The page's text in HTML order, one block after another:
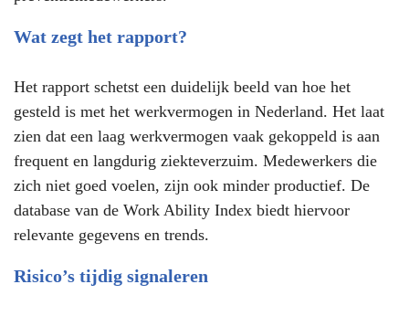
Wat zegt het rapport?
Het rapport schetst een duidelijk beeld van hoe het
gesteld is met het werkvermogen in Nederland. Het laat
zien dat een laag werkvermogen vaak gekoppeld is aan
frequent en langdurig ziekteverzuim. Medewerkers die
zich niet goed voelen, zijn ook minder productief. De
database van de Work Ability Index biedt hiervoor
relevante gegevens en trends.
Risico’s tijdig signaleren